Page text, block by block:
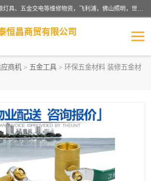
专业配送水暖器材、光源灯具、五金交电等维修物资，飞利浦，佛山照明，世达，博世，九牧，特陶等各产品涉及国内外知名品牌。公司专注与物业、学校、酒店、工厂等单位合作，提供一站式配送服务，降低客户综合成本。依托电子商务改变传统模式，以专业的团队为客户提供24H物资配送到达，货到月结、统一开票，便捷退换等服务，提高了企业的运营效率。
恒昌商贸有限公司
商机 > 五金工具 > 环保五金材料 装修五金材
涂料辅材